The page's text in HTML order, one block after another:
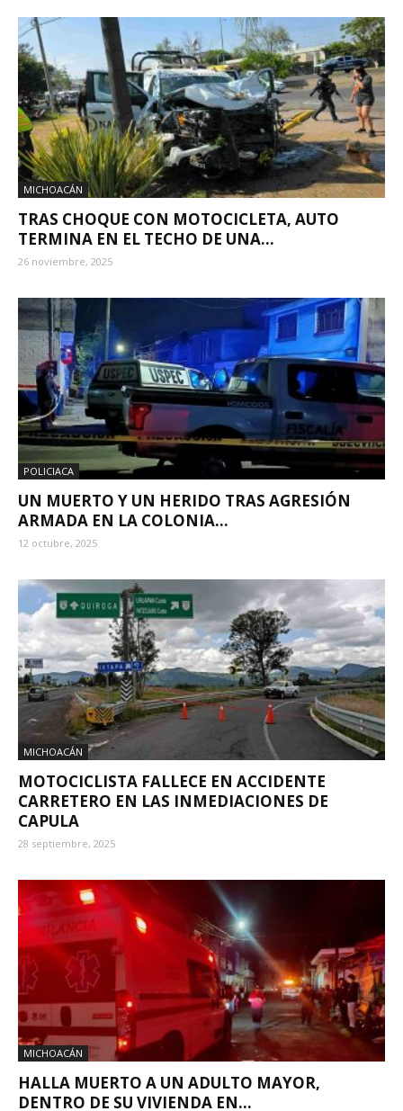
MICHOACÁN
TRAS CHOQUE CON MOTOCICLETA, AUTO
TERMINA EN EL TECHO DE UNA...
26 noviembre, 2025
POLICIACA
UN MUERTO Y UN HERIDO TRAS AGRESIÓN
ARMADA EN LA COLONIA...
12 octubre, 2025
MICHOACÁN
MOTOCICLISTA FALLECE EN ACCIDENTE
CARRETERO EN LAS INMEDIACIONES DE
CAPULA
28 septiembre, 2025
MICHOACÁN
HALLA MUERTO A UN ADULTO MAYOR,
DENTRO DE SU VIVIENDA EN...